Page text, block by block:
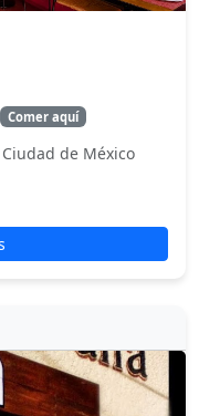
Comer aquí
de México